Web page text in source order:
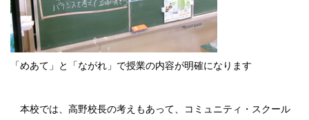
「めあて」と「ながれ」で授業の内容が明確になります
本校では、高野校長の考えもあって、コミュニティ・スクール